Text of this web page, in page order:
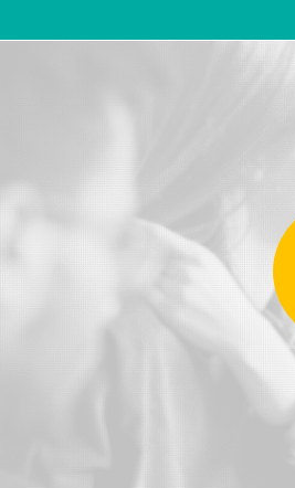
Navegación principal